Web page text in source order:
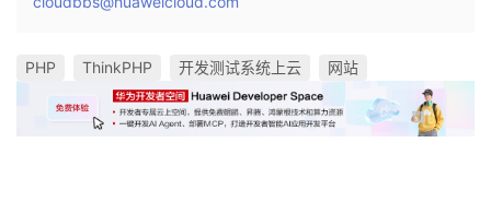
PHP ThinkPHP 开发测试系统上云 网站